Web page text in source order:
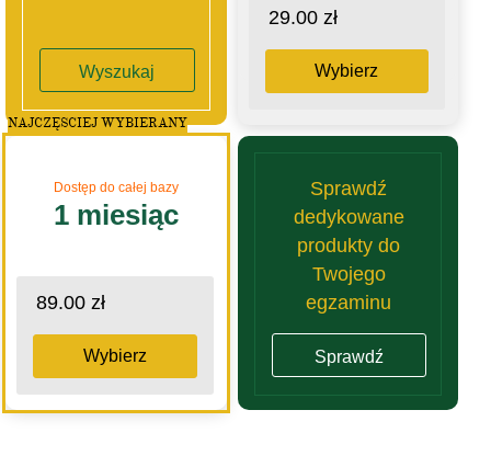
Wyszukaj
29.00 zł
Wybierz
Dostęp do całej bazy
1 miesiąc
89.00 zł
Wybierz
NAJCZĘSCIEJ WYBIERANY
Sprawdź
dedykowane
produkty do
Twojego
egzaminu
Sprawdź